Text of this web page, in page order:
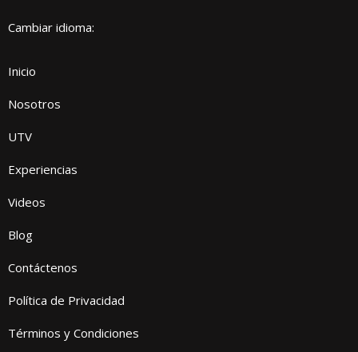
Cambiar idioma:
Inicio
Nosotros
UTV
Experiencias
Videos
Blog
Contáctenos
Política de Privacidad
Términos y Condiciones